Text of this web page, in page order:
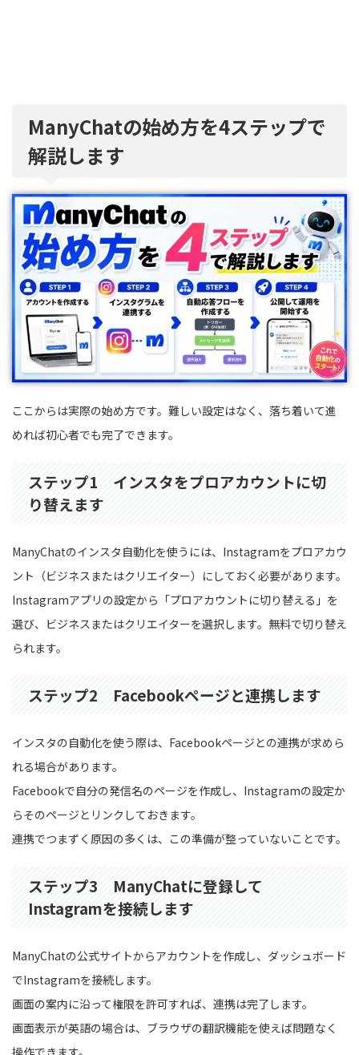
ManyChatの始め方を4ステップで
解説します
ここからは実際の始め方です。難しい設定はなく、落ち着いて進
めれば初心者でも完了できます。
ステップ1 インスタをプロアカウントに切
り替えます
ManyChatのインスタ自動化を使うには、Instagramをプロアカウ
ント（ビジネスまたはクリエイター）にしておく必要があります。
Instagramアプリの設定から「プロアカウントに切り替える」を
選び、ビジネスまたはクリエイターを選択します。無料で切り替え
られます。
ステップ2 Facebookページと連携します
インスタの自動化を使う際は、Facebookページとの連携が求めら
れる場合があります。
Facebookで自分の発信名のページを作成し、Instagramの設定か
らそのページとリンクしておきます。
連携でつまずく原因の多くは、この準備が整っていないことです。
ステップ3 ManyChatに登録して
Instagramを接続します
ManyChatの公式サイトからアカウントを作成し、ダッシュボード
でInstagramを接続します。
画面の案内に沿って権限を許可すれば、連携は完了します。
画面表示が英語の場合は、ブラウザの翻訳機能を使えば問題なく
操作できます。